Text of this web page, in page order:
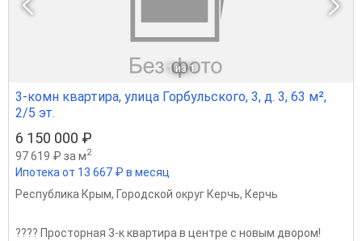
1 из 1
3-комн квартира, улица Горбульского, 3, д. 3, 63 м²,
2/5 эт.
6 150 000 ₽
97 619 ₽ за м2
Ипотека от 13 667 ₽ в месяц
Республика Крым, Городской округ Керчь, Керчь
????️ Просторная 3-к квартира в центре с новым двором!